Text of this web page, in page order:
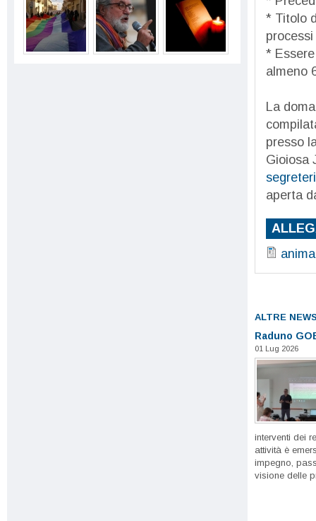
* Titolo
*
almeno
La
presso
Gioiosa
aperta
ALTRE
Raduno
01 Lug 2026
interventi dei
attività è
impegno,
visione delle